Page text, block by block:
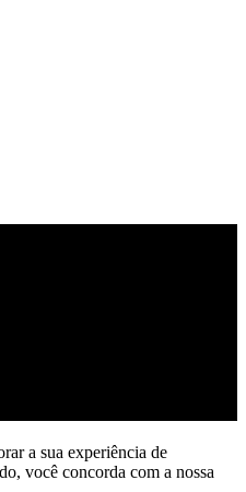
a sua experiência de
você concorda com a nossa